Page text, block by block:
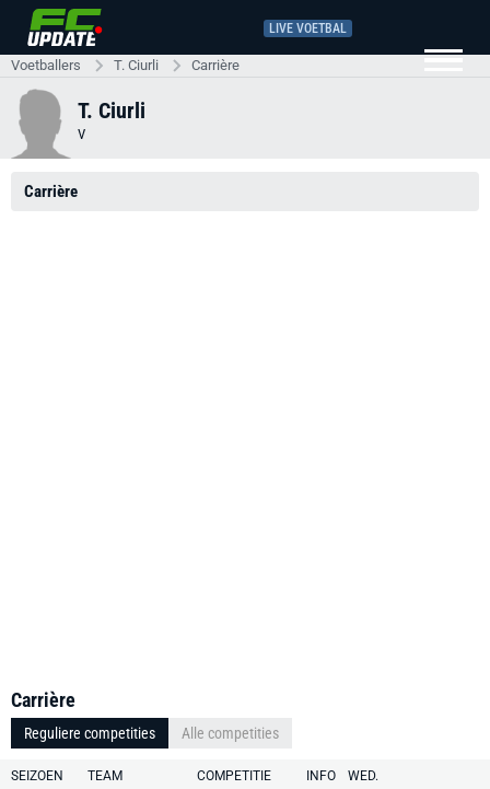
LIVE VOETBAL
Voetballers T. Ciurli Carrière
T. Ciurli
V
Carrière
Carrière
Reguliere competities Alle competities
SEIZOEN TEAM COMPETITIE INFO WED.